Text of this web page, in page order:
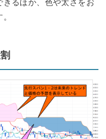
るほか、色や太さをお